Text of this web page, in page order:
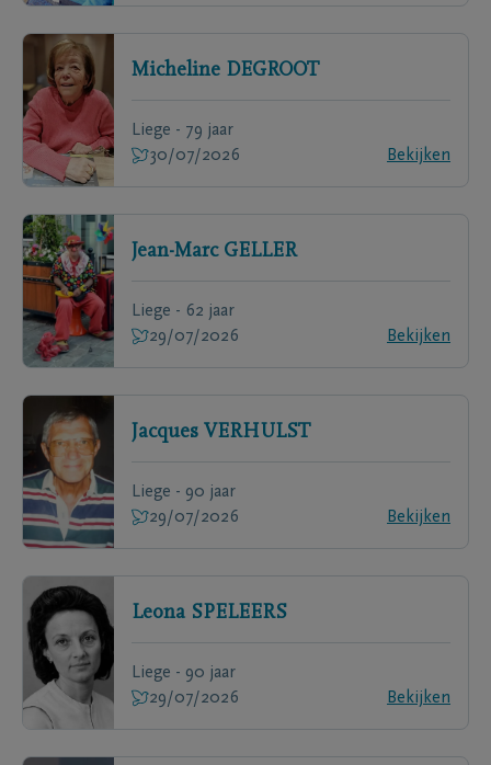
Micheline DEGROOT
Liege - 79 jaar
30/07/2026
Bekijken
Jean-Marc GELLER
Liege - 62 jaar
29/07/2026
Bekijken
Jacques VERHULST
Liege - 90 jaar
29/07/2026
Bekijken
Leona SPELEERS
Liege - 90 jaar
29/07/2026
Bekijken